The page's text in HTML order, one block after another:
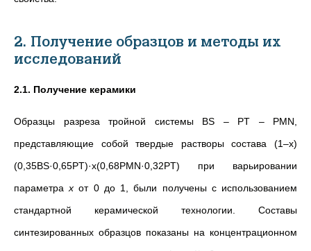
2. Получение образцов и методы их
исследований
2.1. Получение керамики
Образцы разреза тройной системы BS – PT – PMN,
представляющие собой твердые растворы состава (1–x)
(0,35BS·0,65PT)·x(0,68PMN·0,32PT) при варьировании
параметраx от 0 до 1, были получены с использованием
стандартной керамической технологии. Составы
синтезированных образцов показаны на концентрационном